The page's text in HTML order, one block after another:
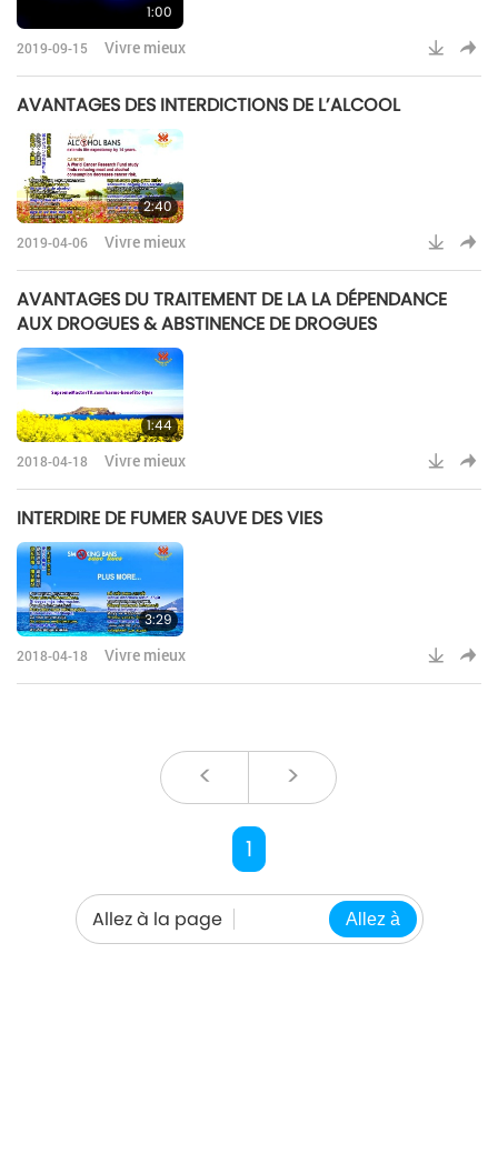
1:00
2019-09-15 Vivre mieux
AVANTAGES DES INTERDICTIONS DE L’ALCOOL
2:40
2019-04-06 Vivre mieux
AVANTAGES DU TRAITEMENT DE LA LA DÉPENDANCE
AUX DROGUES & ABSTINENCE DE DROGUES
1:44
2018-04-18 Vivre mieux
INTERDIRE DE FUMER SAUVE DES VIES
3:29
2018-04-18 Vivre mieux
< >
1
Allez à la page Allez à